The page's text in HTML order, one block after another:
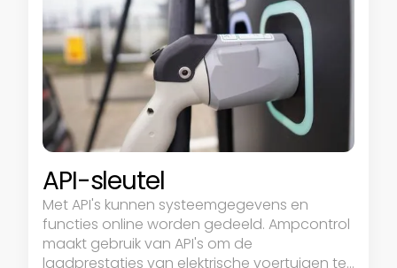
API-sleutel
Met API's kunnen systeemgegevens en
functies online worden gedeeld. Ampcontrol
maakt gebruik van API's om de
laadprestaties van elektrische voertuigen te